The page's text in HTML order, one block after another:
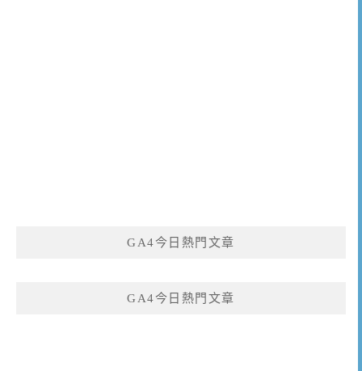
GA4今日熱門文章
GA4今日熱門文章